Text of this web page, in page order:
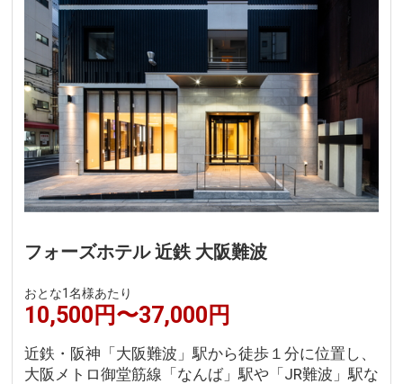
フォーズホテル 近鉄 大阪難波
おとな1名様あたり
10,500円〜37,000円
近鉄・阪神「大阪難波」駅から徒歩１分に位置し、
大阪メトロ御堂筋線「なんば」駅や「JR難波」駅な